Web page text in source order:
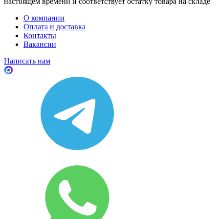
О компании
Оплата и доставка
Контакты
Вакансии
Написать нам